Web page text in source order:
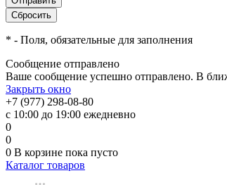
* - Поля, обязательные для заполнения
Сообщение отправлено
Ваше сообщение успешно отправлено. В
Закрыть окно
+7 (977) 298-08-80
с 10:00 до 19:00 ежедневно
0
0
0 В корзине пока пусто
Каталог товаров